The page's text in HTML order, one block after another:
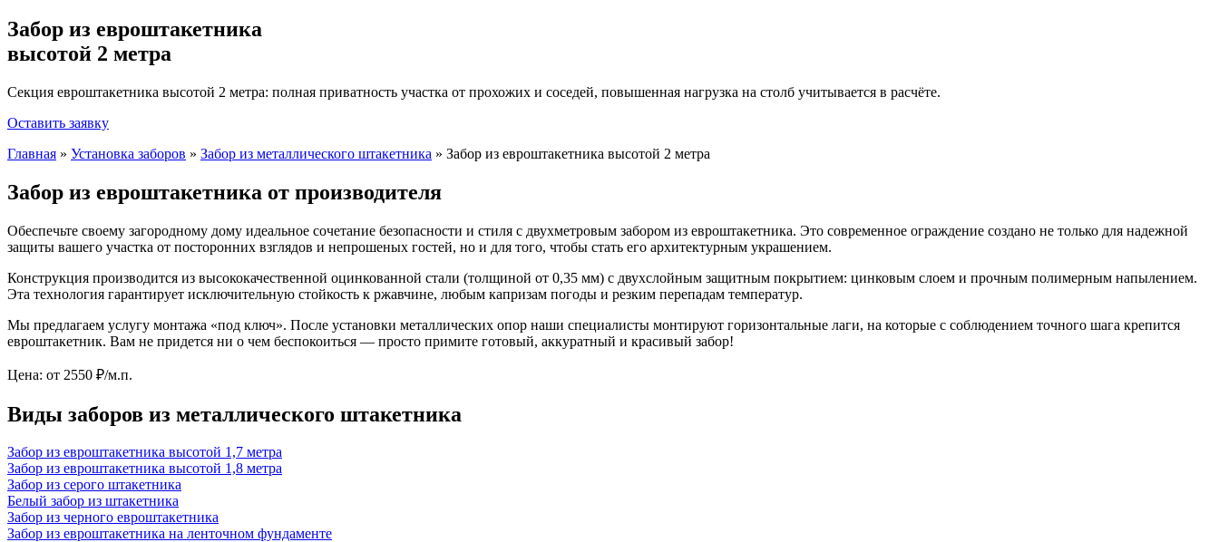
Забор из евроштакетника
высотой 2 метра
Секция евроштакетника высотой 2 метра: полная приватность участка от прохожих и соседей, повышенная нагрузка на столб учитывается в расчёте.
Оставить заявку
Главная » Установка заборов » Забор из металлического штакетника » Забор из евроштакетника высотой 2 метра
Забор из евроштакетника от производителя
Обеспечьте своему загородному дому идеальное сочетание безопасности и стиля с двухметровым забором из евроштакетника. Это современное ограждение создано не только для надежной
защиты вашего участка от посторонних взглядов и непрошеных гостей, но и для того, чтобы стать его архитектурным украшением.
Конструкция производится из высококачественной оцинкованной стали (толщиной от 0,35 мм) с двухслойным защитным покрытием: цинковым слоем и прочным полимерным напылением.
Эта технология гарантирует исключительную стойкость к ржавчине, любым капризам погоды и резким перепадам температур.
Мы предлагаем услугу монтажа «под ключ». После установки металлических опор наши специалисты монтируют горизонтальные лаги, на которые с соблюдением точного шага крепится
евроштакетник. Вам не придется ни о чем беспокоиться — просто примите готовый, аккуратный и красивый забор!
Цена: от 2550 ₽/м.п.
Виды заборов из металлического штакетника
Забор из евроштакетника высотой 1,7 метра
Забор из евроштакетника высотой 1,8 метра
Забор из серого штакетника
Белый забор из штакетника
Забор из черного евроштакетника
Забор из евроштакетника на ленточном фундаменте